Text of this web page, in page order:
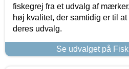
fiskegrej fra et udvalg af
høj kvalitet, der samtidig er til
deres udvalg.
Se udvalget på